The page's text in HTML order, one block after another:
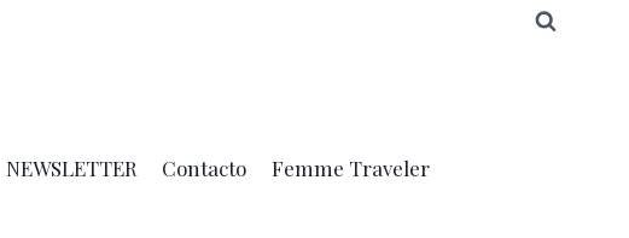
NEWSLETTER Contacto Femme Traveler